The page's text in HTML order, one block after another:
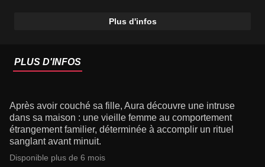
Plus d'infos
PLUS D'INFOS
Après avoir couché sa fille, Aura découvre une intruse
dans sa maison : une vieille femme au comportement
étrangement familier, déterminée à accomplir un rituel
sanglant avant minuit.
Disponible plus de 6 mois